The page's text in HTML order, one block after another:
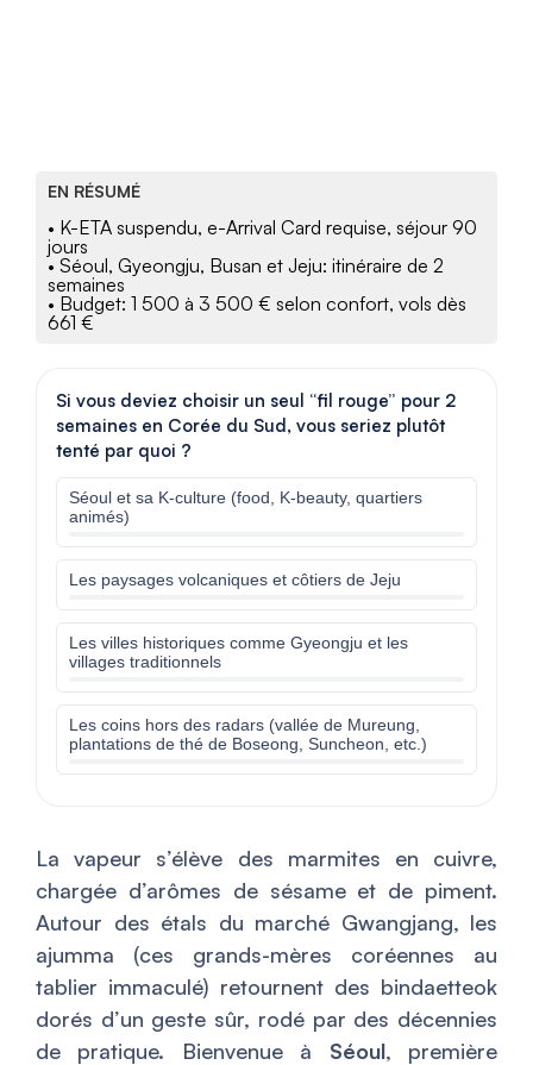
EN RÉSUMÉ
• K-ETA suspendu, e-Arrival Card requise, séjour 90
jours
• Séoul, Gyeongju, Busan et Jeju: itinéraire de 2
semaines
• Budget: 1 500 à 3 500 € selon confort, vols dès
661 €
Si vous deviez choisir un seul “fil rouge” pour 2
semaines en Corée du Sud, vous seriez plutôt
tenté par quoi ?
Séoul et sa K-culture (food, K-beauty, quartiers
animés)
Les paysages volcaniques et côtiers de Jeju
Les villes historiques comme Gyeongju et les
villages traditionnels
Les coins hors des radars (vallée de Mureung,
plantations de thé de Boseong, Suncheon, etc.)
La vapeur s’élève des marmites en cuivre,
chargée d’arômes de sésame et de piment.
Autour des étals du marché Gwangjang, les
ajumma (ces grands-mères coréennes au
tablier immaculé) retournent des bindaetteok
dorés d’un geste sûr, rodé par des décennies
de pratique. Bienvenue à Séoul, première